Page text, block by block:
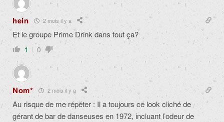
hein 2 mois il y a
Et le groupe Prime Drink dans tout ça?
1 0
Nom* 2 mois il y a
Au risque de me répéter : Il a toujours ce look cliché de
gérant de bar de danseuses en 1972, incluant l’odeur de